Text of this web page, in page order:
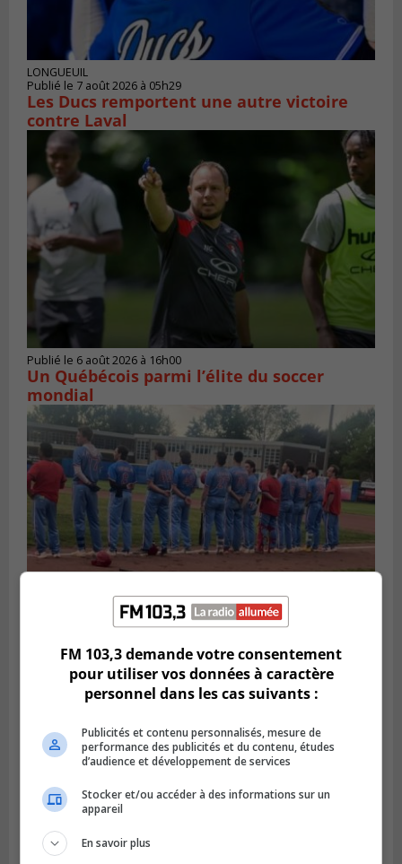
LONGUEUIL
Publié le 7 août 2026 à 05h29
Les Ducs remportent une autre victoire
contre Laval
Publié le 6 août 2026 à 16h00
Un Québécois parmi l’élite du soccer
mondial
Publié le 6 août 2026 à 05h11
Une poussée tardive propulse les Ducs
vers la victoire à Laval
FM 103,3 demande votre consentement
pour utiliser vos données à caractère
personnel dans les cas suivants :
Publicités et contenu personnalisés, mesure de
performance des publicités et du contenu, études
d’audience et développement de services
Stocker et/ou accéder à des informations sur un
appareil
En savoir plus